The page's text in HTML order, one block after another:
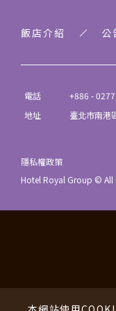
飯店介紹 公
電話
+886 -
地址
臺北市南港
隱私權政策
Hotel Royal Group © All